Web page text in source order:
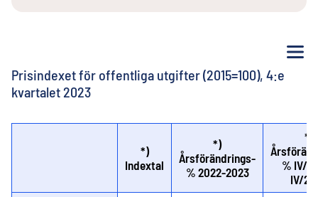
Prisindexet för offentliga utgifter (2015=100), 4:e
kvartalet 2023
*)
Indextal
*)
Årsförändrings-
% 2022-2023
*)
% IV/
IV/